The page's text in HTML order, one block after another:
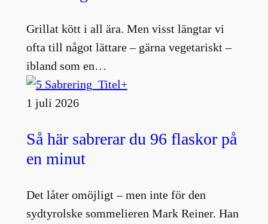
Grillat kött i all ära. Men visst längtar vi
ofta till något lättare – gärna vegetariskt –
ibland som en…
1 juli 2026
Så här sabrerar du 96 flaskor på
en minut
Det låter omöjligt – men inte för den
sydtyrolske sommelieren Mark Reiner. Han